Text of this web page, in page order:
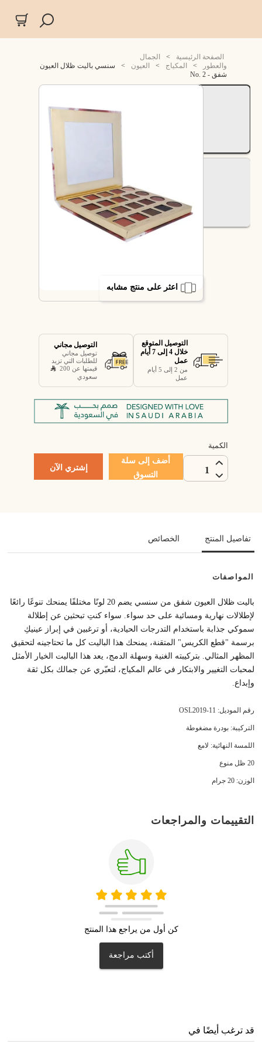
الصفحة الرئيسية >
الجمال
والعطور
> المكياج > العيون >
سنسي باليت ظلال العيون
شفق - No. 2
اعثر على منتج مشابه
التوصيل المتوقع
خلال 4 إلى 7 أيام
عمل
من 2 إلى 5 أيام
عمل
التوصيل مجاني
توصيل مجاني
للطلبات التي تزيد
قيمتها عن 200
سعودي
الكمية
1
أضف إلى سلة
التسوق
إشتري الآن
تفاصيل المنتج الخصائص
المواصفات
باليت ظلال العيون شفق من سنسي يضم 20 لونًا مختلفًا يمنحك تنوعًا رائعًا
لإطلالات نهارية ومسائية على حد سواء. سواء كنتِ تبحثين عن إطلالة
سموكي جذابة باستخدام التدرجات الحيادية، أو ترغبين في إبراز عينيكِ
برسمة "قطع الكريس" المتقنة، يمنحك هذا الباليت كل ما تحتاجينه لتحقيق
المظهر المثالي. بتركيبته الغنية وسهلة الدمج، يعد هذا الباليت الخيار الأمثل
لمحبات التغيير والابتكار في عالم المكياج، لتعبّري عن جمالك بكل ثقة
وإبداع.
رقم الموديل: OSL2019-11
التركيبة: بودرة مضغوطة
اللمسة النهائية: لامع
20 ظل منوع
الوزن: 20 جرام
التقييمات والمراجعات
كن أول من يراجع هذا المنتج
أكتب مراجعة
قد ترغب أيضًا في